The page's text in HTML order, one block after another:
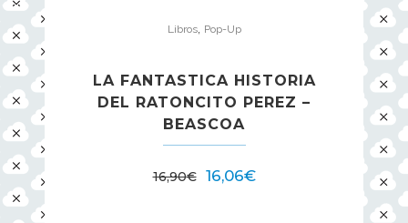
Libros, Pop-Up
LA FANTASTICA HISTORIA
DEL RATONCITO PEREZ –
BEASCOA
16,90€ 16,06€